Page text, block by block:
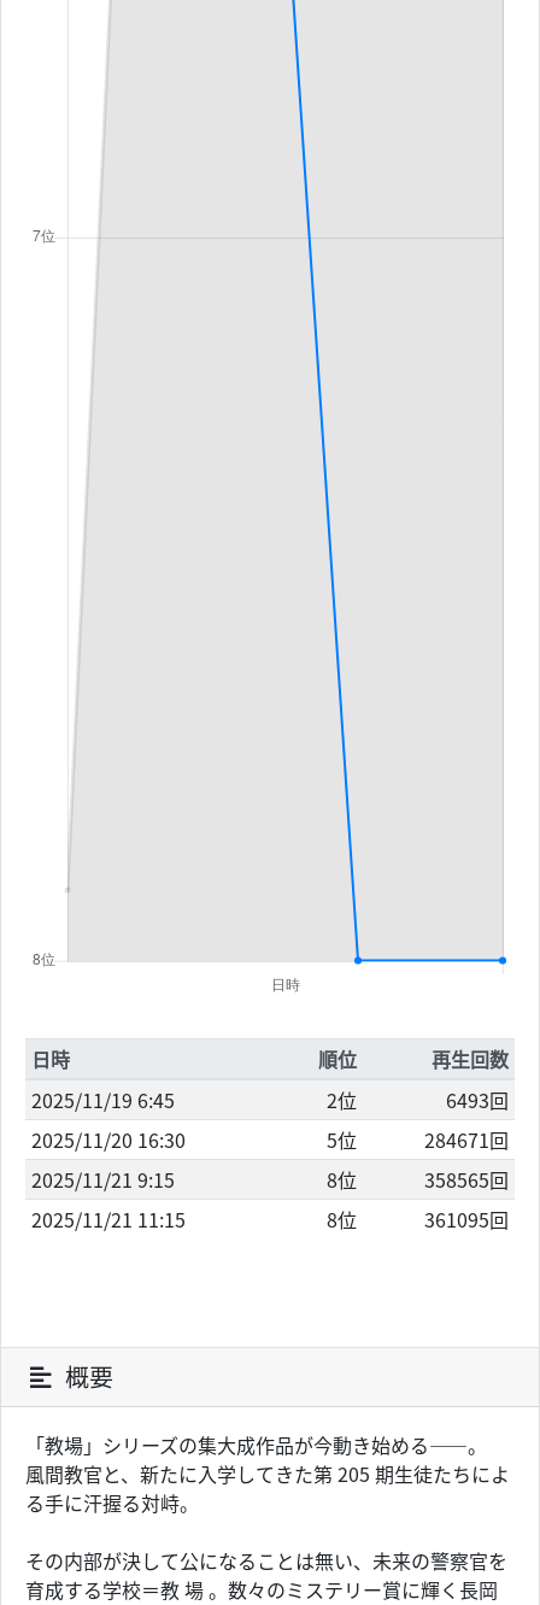
日時 順位
再生回数
2025/11/19 6:45
2位
6493回
2025/11/20 16:30
5位
284671回
2025/11/21 9:15
8位
358565回
2025/11/21 11:15
8位 361095回
概要
「教場」シリーズの集大成作品が今動き始める――。
風間教官と、新たに入学してきた第 205 期生徒たちによ
る手に汗握る対峙。
その内部が決して公になることは無い、未来の警察官を
育成する学校＝教 場 。数々のミステリー賞に輝く長岡